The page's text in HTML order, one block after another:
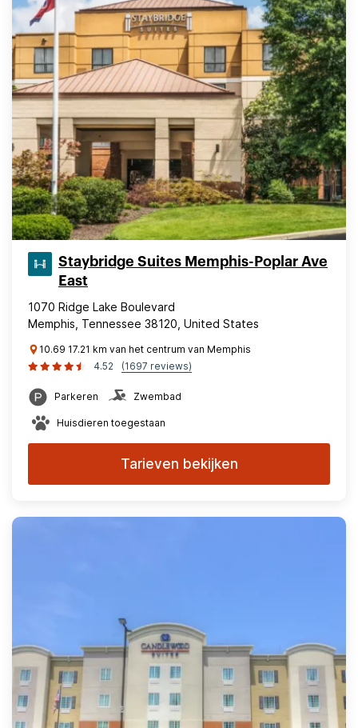
Staybridge Suites Memphis-Poplar Ave
East
1070 Ridge Lake Boulevard
Memphis, Tennessee 38120, United States
10.69 17.21 km van het centrum van Memphis
4.52
(1697 reviews)
Parkeren Zwembad
Huisdieren toegestaan
Tarieven bekijken